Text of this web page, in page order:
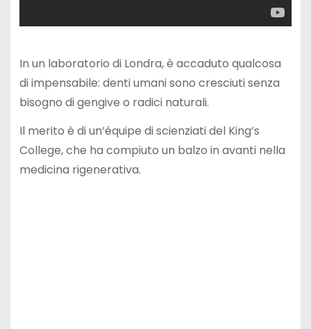
In un laboratorio di Londra, è accaduto qualcosa
di impensabile: denti umani sono cresciuti senza
bisogno di gengive o radici naturali.
Il merito è di un’équipe di scienziati del King’s
College, che ha compiuto un balzo in avanti nella
medicina rigenerativa.